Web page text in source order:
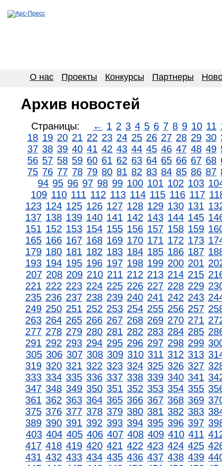
О нас Проекты Конкурсы Партнеры
Архив новостей
Страницы: ← 1 2 3 4 5 6 7 8 9 10 11
18 19 20 21 22 23 24 25 26 27 28 29 30
37 38 39 40 41 42 43 44 45 46 47 48 49
56 57 58 59 60 61 62 63 64 65 66 67 68
75 76 77 78 79 80 81 82 83 84 85 86 87
94 95 96 97 98 99 100 101 102 103
109 110 111 112 113 114 115 116 117
123 124 125 126 127 128 129 130 131
137 138 139 140 141 142 143 144 145
151 152 153 154 155 156 157 158 159
165 166 167 168 169 170 171 172 173
179 180 181 182 183 184 185 186 187
193 194 195 196 197 198 199 200 201
207 208 209 210 211 212 213 214 215
221 222 223 224 225 226 227 228 229
235 236 237 238 239 240 241 242 243
249 250 251 252 253 254 255 256 257
263 264 265 266 267 268 269 270 271
277 278 279 280 281 282 283 284 285
291 292 293 294 295 296 297 298 299
305 306 307 308 309 310 311 312 313
319 320 321 322 323 324 325 326 327
333 334 335 336 337 338 339 340 341
347 348 349 350 351 352 353 354 355
361 362 363 364 365 366 367 368 369
375 376 377 378 379 380 381 382 383
389 390 391 392 393 394 395 396 397
403 404 405 406 407 408 409 410 411
417 418 419 420 421 422 423 424 425
431 432 433 434 435 436 437 438 439